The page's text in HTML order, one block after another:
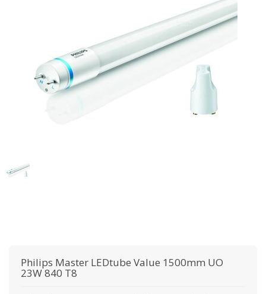
Philips Master LEDtube Value 1500mm UO
23W 840 T8